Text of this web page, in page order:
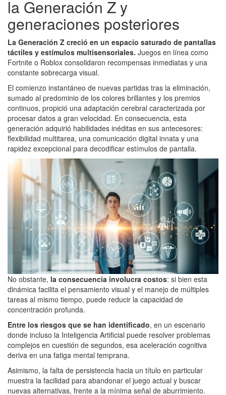
la Generación Z y
generaciones posteriores
La Generación Z creció en un espacio saturado de pantallas
táctiles y estímulos multisensoriales. Juegos en línea como
Fortnite o Roblox consolidaron recompensas inmediatas y una
constante sobrecarga visual.
El comienzo instantáneo de nuevas partidas tras la eliminación,
sumado al predominio de los colores brillantes y los premios
continuos, propició una adaptación cerebral caracterizada por
procesar datos a gran velocidad. En consecuencia, esta
generación adquirió habilidades inéditas en sus antecesores:
flexibilidad multitarea, una comunicación digital innata y una
rapidez excepcional para decodificar estímulos de pantalla.
No obstante, la consecuencia involucra costos: si bien esta
dinámica facilita el pensamiento visual y el manejo de múltiples
tareas al mismo tiempo, puede reducir la capacidad de
concentración profunda.
Entre los riesgos que se han identificado, en un escenario
donde incluso la Inteligencia Artificial puede resolver problemas
complejos en cuestión de segundos, esa aceleración cognitiva
deriva en una fatiga mental temprana.
Asimismo, la falta de persistencia hacia un título en particular
muestra la facilidad para abandonar el juego actual y buscar
nuevas alternativas, frente a la mínima señal de aburrimiento.